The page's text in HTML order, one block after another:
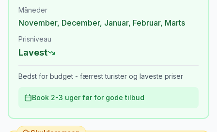
Måneder
November, December, Januar, Februar, Marts
Prisniveau
Lavest
Bedst for budget - færrest turister og laveste priser
Book 2-3 uger før for gode tilbud